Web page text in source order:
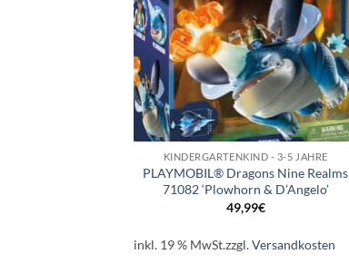
+
KINDERGARTENKIND - 3-5 JAHRE
PLAYMOBIL® Dragons Nine Realms
71082 ‘Plowhorn & D’Angelo’
49,99€
inkl. 19 % MwSt.zzgl.Versandkosten